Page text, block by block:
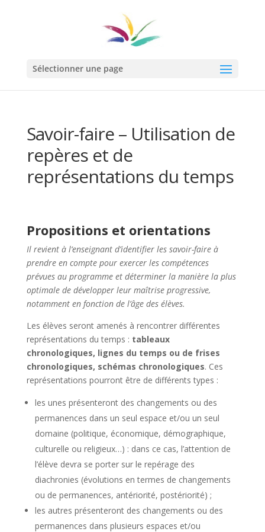
Sélectionner une page
Savoir-faire – Utilisation de
repères et de
représentations du temps
Propositions et orientations
Il revient à l‘enseignant d’identifier les savoir-faire à
prendre en compte pour exercer les compétences
prévues au programme et déterminer la manière la plus
optimale de développer leur maîtrise progressive,
notamment en fonction de l’âge des élèves.
Les élèves seront amenés à rencontrer différentes
représentations du temps : tableaux
chronologiques, lignes du temps ou de frises
chronologiques, schémas chronologiques. Ces
représentations pourront être de différents types :
les unes présenteront des changements ou des
permanences dans un seul espace et/ou un seul
domaine (politique, économique, démographique,
culturelle ou religieux…) : dans ce cas, l’attention de
l’élève devra se porter sur le repérage des
diachronies (évolutions en termes de changements
ou de permanences, antériorité, postériorité) ;
les autres présenteront des changements ou des
permanences dans plusieurs espaces et/ou